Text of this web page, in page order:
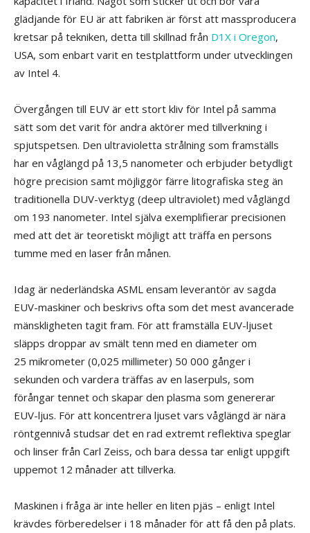
glädjande för EU är att fabriken är först att massproducera
kretsar på tekniken, detta till skillnad från D1X i Oregon,
USA, som enbart varit en testplattform under utvecklingen
av Intel 4.
Övergången till EUV är ett stort kliv för Intel på samma
sätt som det varit för andra aktörer med tillverkning i
spjutspetsen. Den ultravioletta strålning som framställs
har en våglängd på 13,5 nanometer och erbjuder betydligt
högre precision samt möjliggör färre litografiska steg än
traditionella DUV-verktyg (deep ultraviolet) med våglängd
om 193 nanometer. Intel själva exemplifierar precisionen
med att det är teoretiskt möjligt att träffa en persons
tumme med en laser från månen.
Idag är nederländska ASML ensam leverantör av sagda
EUV-maskiner och beskrivs ofta som det mest avancerade
mänskligheten tagit fram. För att framställa EUV-ljuset
släpps droppar av smält tenn med en diameter om
25 mikrometer (0,025 millimeter) 50 000 gånger i
sekunden och vardera träffas av en laserpuls, som
förångar tennet och skapar den plasma som genererar
EUV-ljus. För att koncentrera ljuset vars våglängd är nära
röntgennivå studsar det en rad extremt reflektiva speglar
och linser från Carl Zeiss, och bara dessa tar enligt uppgift
uppemot 12 månader att tillverka.
Maskinen i fråga är inte heller en liten pjäs – enligt Intel
krävdes förberedelser i 18 månader för att få den på plats.